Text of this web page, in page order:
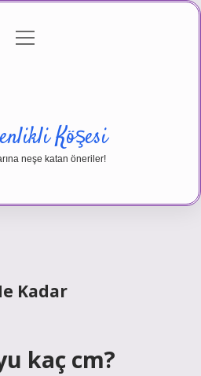
Politikası
menüyü
Köşesi
neşe katan öneriler!
Kadar
kaç cm?